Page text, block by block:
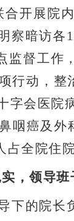
合开展院
察暗访各 1
督工作
行动，整
字会医院
咽癌及
占全院住
，领导
下的院